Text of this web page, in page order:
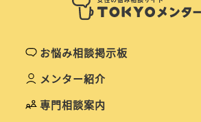
お悩み相談掲示板
メンター紹介
専門相談案内